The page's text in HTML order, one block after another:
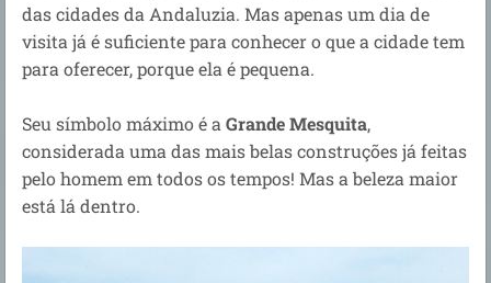
das cidades da Andaluzia. Mas apenas um dia de
visita já é suficiente para conhecer o que a cidade tem
para oferecer, porque ela é pequena.
Seu símbolo máximo é a Grande Mesquita,
considerada uma das mais belas construções já feitas
pelo homem em todos os tempos! Mas a beleza maior
está lá dentro.